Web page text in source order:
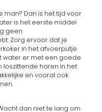
man? Dan is het tijd voor
is het eerste middel
geen
Zorg ervoor dat je
in het afvoerputje
water er met een goede
loszittende haren in het
en vooral ook
dan niet te lang om